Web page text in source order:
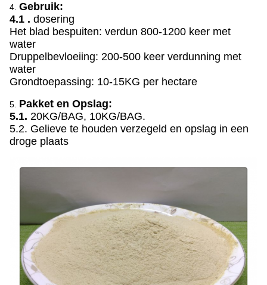
4. Gebruik:
4.1 . dosering
Het blad bespuiten: verdun 800-1200 keer met
water
Druppelbevloeiing: 200-500 keer verdunning met
water
Grondtoepassing: 10-15KG per hectare
5. Pakket en Opslag:
5.1. 20KG/BAG, 10KG/BAG.
5.2. Gelieve te houden verzegeld en opslag in een
droge plaats